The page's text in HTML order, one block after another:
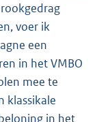
voer ik
een
in het VMBO
mee te
klassikale
in het